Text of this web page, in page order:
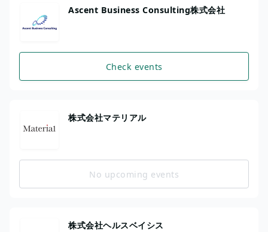
Ascent Business Consulting株式会社
Check events
株式会社マテリアル
No upcoming events
株式会社ヘルスベイシス